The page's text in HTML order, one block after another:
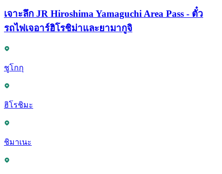
เจาะลึก JR Hiroshima Yamaguchi Area Pass - ตั๋ว
รถไฟเจอาร์ฮิโรชิม่าและยามากูจิ
ชูโกกุ
ฮิโรชิมะ
ชิมาเนะ